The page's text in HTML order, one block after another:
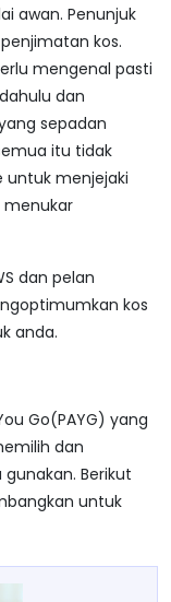
awan. Penunjuk
kos.
mengenal pasti
dan
sepadan
itu tidak
menjejaki
dan pelan
kos
anda.
Go(PAYG) yang
dan
Berikut
untuk